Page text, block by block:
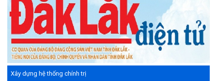
Xây dựng hệ thống chính trị